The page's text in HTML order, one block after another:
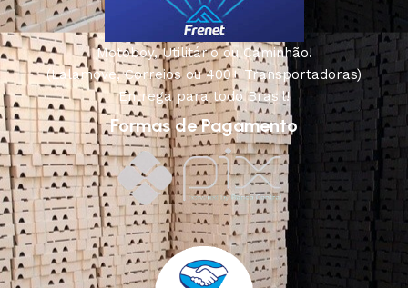
Motoboy, Utilitário ou Caminhão!
(Lalamove, Correios ou 400+ Transportadoras)
Entrega para todo Brasil!
Formas de Pagamento